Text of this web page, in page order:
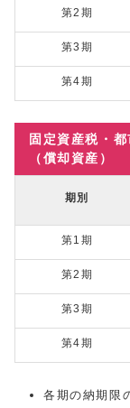
第2期
第3期
第4期
固定資産税・
（償却資産）
期別
第1期
第2期
第3期
第4期
各期の納期限